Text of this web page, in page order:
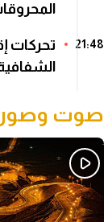
21:48
تحركات
صوت